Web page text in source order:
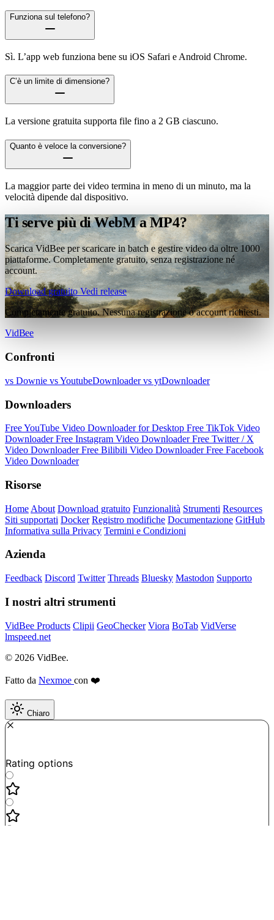
Funziona sul telefono?
Sì. L’app web funziona bene su iOS Safari e Android Chrome.
C’è un limite di dimensione?
La versione gratuita supporta file fino a 2 GB ciascuno.
Quanto è veloce la conversione?
La maggior parte dei video termina in meno di un minuto, ma la
velocità dipende dal dispositivo.
Ti serve più di WebM a MP4?
Scarica VidBee per scaricare in batch e gestire video da oltre 1000
piattaforme. Completamente gratuito, senza registrazione né
account.
Download gratuitoVedi release
Completamente gratuito. Nessuna registrazione o account richiesti.
VidBee
Confronti
vs Downie vs YoutubeDownloadervs ytDownloader
Downloaders
Free YouTube Video Downloader for Desktop Free TikTok Video
DownloaderFree Instagram Video DownloaderFree Twitter / X
Video DownloaderFree Bilibili Video DownloaderFree Facebook
Video Downloader
Risorse
Home About Download gratuito Funzionalità Strumenti Resources
Siti supportati Docker Registro modifiche Documentazione GitHub
Informativa sulla Privacy Termini e Condizioni
Azienda
Feedback Discord Twitter Threads Bluesky Mastodon Supporto
I nostri altri strumenti
VidBee Products Clipii GeoChecker Viora BoTab VidVerse
lmspeed.net
© 2026 VidBee.
Fatto da Nexmoe con ❤️
Chiaro
Rating options